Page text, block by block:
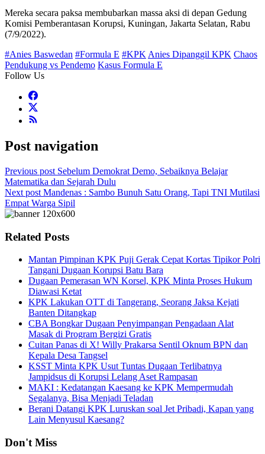
Mereka secara paksa membubarkan massa aksi di depan Gedung
Komisi Pemberantasan Korupsi, Kuningan, Jakarta Selatan, Rabu
(7/9/2022).
#Anies Baswedan #Formula E #KPK Anies Dipanggil KPK Chaos
Pendukung vs Pendemo Kasus Formula E
Follow Us
Post navigation
Previous post Sebelum Demokrat Demo, Sebaiknya Belajar
Matematika dan Sejarah Dulu
Next post Mandenas : Sambo Bunuh Satu Orang, Tapi TNI Mutilasi
Empat Warga Sipil
Related Posts
Mantan Pimpinan KPK Puji Gerak Cepat Kortas Tipikor Polri
Tangani Dugaan Korupsi Batu Bara
Dugaan Pemerasan WN Korsel, KPK Minta Proses Hukum
Diawasi Ketat
KPK Lakukan OTT di Tangerang, Seorang Jaksa Kejati
Banten Ditangkap
CBA Bongkar Dugaan Penyimpangan Pengadaan Alat
Masak di Program Bergizi Gratis
Cuitan Panas di X! Willy Prakarsa Sentil Oknum BPN dan
Kepala Desa Tangsel
KSST Minta KPK Usut Tuntas Dugaan Terlibatnya
Jampidsus di Korupsi Lelang Aset Rampasan
MAKI : Kedatangan Kaesang ke KPK Mempermudah
Segalanya, Bisa Menjadi Teladan
Berani Datangi KPK Luruskan soal Jet Pribadi, Kapan yang
Lain Menyusul Kaesang?
Don't Miss